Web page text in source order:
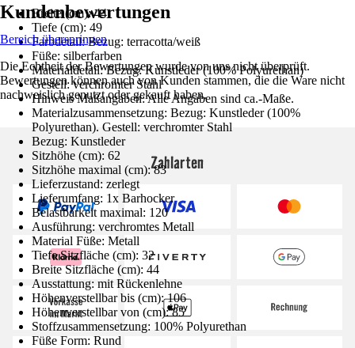
Breite (cm): 44
Tiefe (cm): 49
Farbdetail: Bezug: terracotta/weiß
Füße: silberfarben
Materialdetail: Bezug: Kunstleder (100% Polyurethan)
Gestell: verchromter Stahl
Hinweis Maßangaben: Alle Angaben sind ca.-Maße.
Materialzusammensetzung: Bezug: Kunstleder (100%
Polyurethan). Gestell: verchromter Stahl
Bezug: Kunstleder
Sitzhöhe (cm): 62
Sitzhöhe maximal (cm): 83
Lieferzustand: zerlegt
Lieferumfang: 1x Barhocker
Belastbarkeit maximal: 120
Ausführung: verchromtes Metall
Material Füße: Metall
Tiefe Sitzfläche (cm): 32
Breite Sitzfläche (cm): 44
Ausstattung: mit Rückenlehne
Höhenverstellbar bis (cm): 106
Höhenverstellbar von (cm): 85
Stoffzusammensetzung: 100% Polyurethan
Füße Form: Rund
Kundenbewertungen
Bereich überspringen
Die Echtheit der Bewertungen wurde von uns nicht überprüft.
Bewertungen können auch von Kunden stammen, die die Ware nicht
nachweislich genutzt oder gekauft haben.
Zahlarten